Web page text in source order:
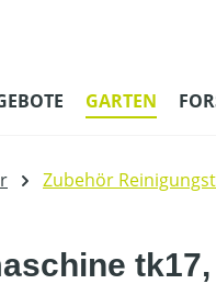
GARTEN
Zubehör